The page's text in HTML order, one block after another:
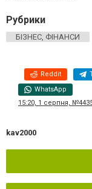
Рубрики
БІЗНЕС, ФІНАНСИ
Reddit
WhatsApp
15:20, 1 серпня,
kav2000